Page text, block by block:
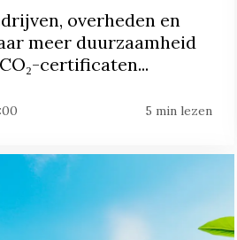
overheden en
meer duurzaamheid
certificaten...
5 min lezen